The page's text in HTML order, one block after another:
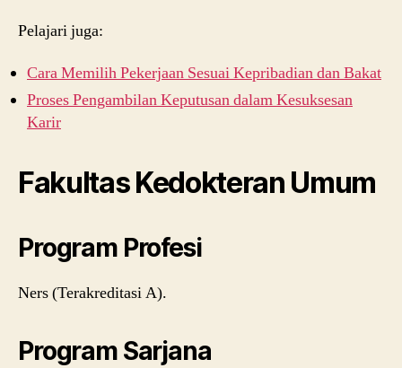
Pelajari juga:
Cara Memilih Pekerjaan Sesuai Kepribadian dan Bakat
Proses Pengambilan Keputusan dalam Kesuksesan
Karir
Fakultas Kedokteran Umum
Program Profesi
Ners (Terakreditasi A).
Program Sarjana